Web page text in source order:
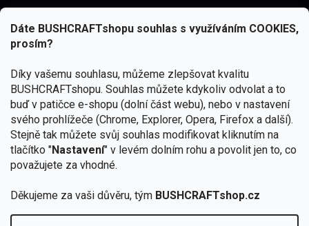
Dáte BUSHCRAFTshopu souhlas s využíváním COOKIES,
prosím?
Díky vašemu souhlasu, můžeme zlepšovat kvalitu
BUSHCRAFTshopu. Souhlas můžete kdykoliv odvolat a to
buď v patičce e-shopu (dolní část webu), nebo v nastavení
svého prohlížeče (Chrome, Explorer, Opera, Firefox a další).
Stejně tak můžete svůj souhlas modifikovat kliknutím na
tlačítko "Nastavení" v levém dolním rohu a povolit jen to, co
považujete za vhodné.
Děkujeme za vaši důvěru, tým BUSHCRAFTshop.cz
podmínkami ochrany osobních údajů